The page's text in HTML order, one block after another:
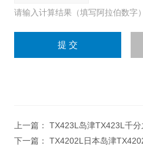
请输入计算结果（填写阿拉伯数字
上一篇： TX423L岛津TX423L千
下一篇： TX4202L日本岛津